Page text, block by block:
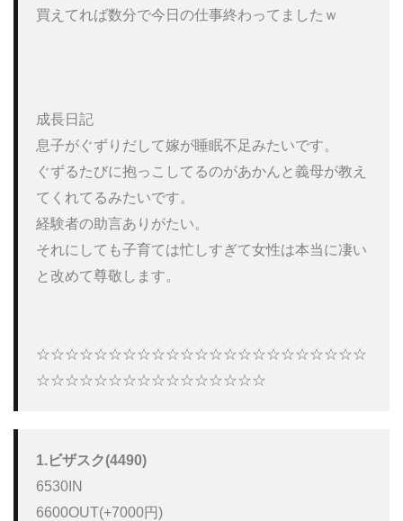
買えてれば数分で今日の仕事終わってましたｗ
成長日記
息子がぐずりだして嫁が睡眠不足みたいです。
ぐずるたびに抱っこしてるのがあかんと義母が教え
てくれてるみたいです。
経験者の助言ありがたい。
それにしても子育ては忙しすぎて女性は本当に凄い
と改めて尊敬します。
☆☆☆☆☆☆☆☆☆☆☆☆☆☆☆☆☆☆☆☆☆☆☆
☆☆☆☆☆☆☆☆☆☆☆☆☆☆☆☆
1.ビザスク(4490)
6530IN
6600OUT(+7000円)